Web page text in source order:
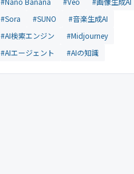
#Sora
#SUNO
#音楽生成AI
#AI検索エンジン
#Midjourney
#AIエージェント
#AIの知識